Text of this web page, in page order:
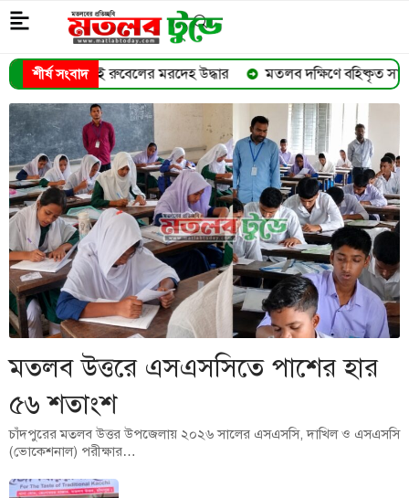
শীর্ষ সংবাদ
মরদেহ উদ্ধার ➜ মতলব দক্ষিণে বহিষ্কৃত সাবেক মেম্বার ইউসুফ হাজরা
মতলব উত্তরে এসএসসিতে পাশের হার
৫৬ শতাংশ
চাঁদপুরের মতলব উত্তর উপজেলায় ২০২৬ সালের এসএসসি, দাখিল ও এসএসসি
(ভোকেশনাল) পরীক্ষার…